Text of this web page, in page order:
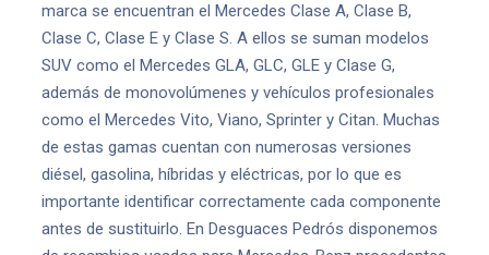
marca se encuentran el Mercedes Clase A, Clase B,
Clase C, Clase E y Clase S. A ellos se suman modelos
SUV como el Mercedes GLA, GLC, GLE y Clase G,
además de monovolúmenes y vehículos profesionales
como el Mercedes Vito, Viano, Sprinter y Citan. Muchas
de estas gamas cuentan con numerosas versiones
diésel, gasolina, híbridas y eléctricas, por lo que es
importante identificar correctamente cada componente
antes de sustituirlo. En Desguaces Pedrós disponemos